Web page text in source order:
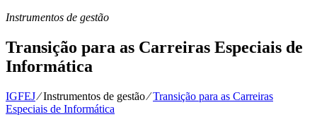
Instrumentos de gestão
Transição para as Carreiras Especiais de
Informática
IGFEJ⁄Instrumentos de gestão⁄Transição para as Carreiras
Especiais de Informática